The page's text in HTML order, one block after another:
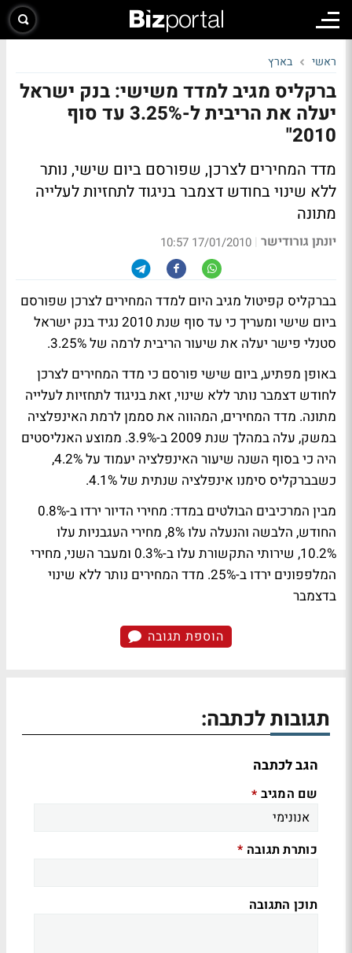
ראשי בארץ
ברקליס מגיב למדד משישי: בנק ישראל
יעלה את הריבית ל-3.25% עד סוף
2010"
מדד המחירים לצרכן, שפורסם ביום שישי, נותר
ללא שינוי בחודש דצמבר בניגוד לתחזיות לעלייה
מתונה
יונתן גורודישר |
17/01/2010 10:57
בברקליס קפיטול מגיב היום למדד המחירים לצרכן שפורסם
ביום שישי ומעריך כי עד סוף שנת 2010 נגיד בנק ישראל
סטנלי פישר יעלה את שיעור הריבית לרמה של 3.25%.
באופן מפתיע, ביום שישי פורסם כי מדד המחירים לצרכן
לחודש דצמבר נותר ללא שינוי, זאת בניגוד לתחזיות לעלייה
מתונה. מדד המחירים, המהווה את סממן לרמת האינפלציה
במשק, עלה במהלך שנת 2009 ב-3.9%. ממוצע האנליסטים
היה כי בסוף השנה שיעור האינפלציה יעמוד על 4.2%,
כשבברקליס סימנו אינפלציה שנתית של 4.1%.
מבין המרכיבים הבולטים במדד: מחירי הדיור ירדו ב-0.8%
החודש, הלבשה והנעלה עלו 8%, מחירי העגבניות עלו
10.2%, שירותי התקשורת עלו ב-0.3% ומעבר השני, מחירי
המלפפונים ירדו ב-25%.
מדד המחירים נותר ללא שינוי
בדצמבר
הוספת תגובה
תגובות לכתבה:
הגב לכתבה
שם המגיב *
כותרת תגובה *
תוכן התגובה